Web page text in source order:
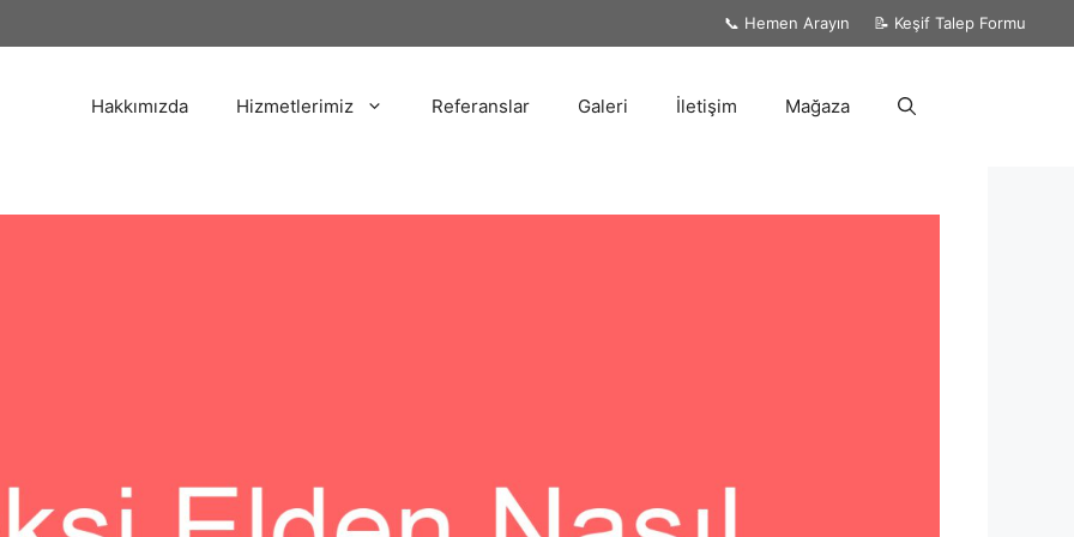
📞 Hemen Arayın 📝 Keşif Talep Formu
Hakkımızda Hizmetlerimiz Referanslar Galeri İletişim Mağaza